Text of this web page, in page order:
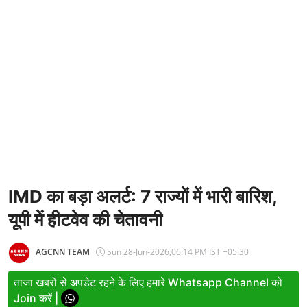
Relationship
Education
Defence & Security
Environment
IMD का बड़ा अलर्ट: 7 राज्यों में भारी बारिश,
यूपी में हीटवेव की चेतावनी
AGCNN TEAM Sun 28-Jun-2026,06:14 PM IST +05:30
ताजा खबरों से अपडेट रहने के लिए हमारे Whatsapp Channel को
Join करें |